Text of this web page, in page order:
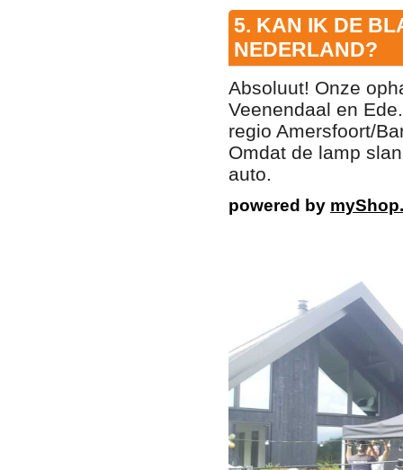
5. KAN IK DE
NEDERLAND?
Absoluut! Onze
Veenendaal en
regio Amersfoort/
Omdat de lamp
auto.
powered by